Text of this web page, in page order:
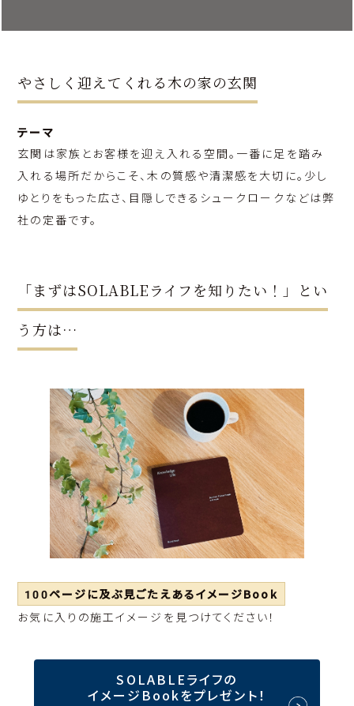
やさしく迎えてくれる木の家の玄関
テーマ
玄関は家族とお客様を迎え入れる空間。一番に足を踏み
入れる場所だからこそ、木の質感や清潔感を大切に。少し
ゆとりをもった広さ、目隠しできるシュークロークなどは弊
社の定番です。
「まずはSOLABLEライフを知りたい！」とい
う方は…
100ページに及ぶ見ごたえあるイメージBook
お気に入りの施工イメージを見つけてください！
SOLABLEライフの
イメージBookをプレゼント！